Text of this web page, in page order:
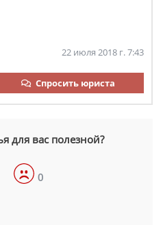
22 июля 2018 г. 7:43
Спросить юриста
для вас полезной?
0